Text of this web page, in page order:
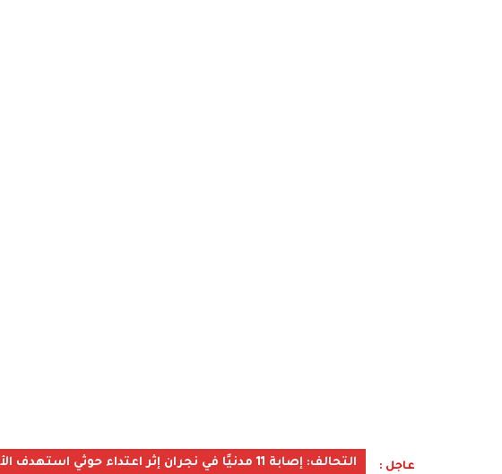
عاجل : التحالف: إصابة 11 مدنيًا في نجران إثر اعتداء حوثي استهدف الأعيان المدنية